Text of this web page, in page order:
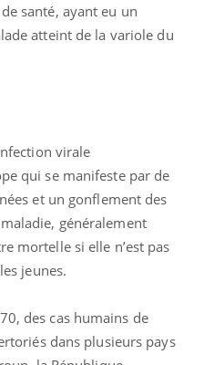
santé, ayant eu un
atteint de la variole du
virale
qui se manifeste par de
et un gonflement des
généralement
mortelle si elle n’est pas
jeunes.
des cas humains de
dans plusieurs pays